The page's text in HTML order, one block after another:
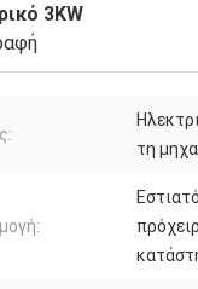
3KW
τη